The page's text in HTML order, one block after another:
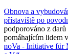
Obnova a
přístaviště po
podporováno z darů
pomáhajícím lidem
noVa - Initiative für